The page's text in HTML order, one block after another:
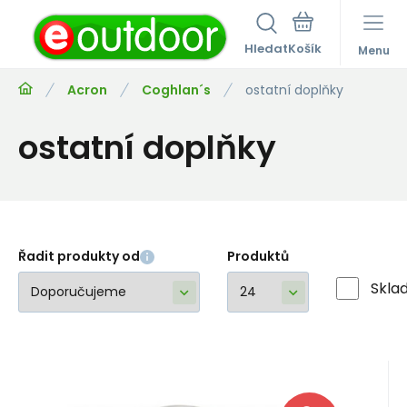
Hledat Menu
Acron Coghlan´s ostatní doplňky
ostatní doplňky
Řadit produkty od Produktů